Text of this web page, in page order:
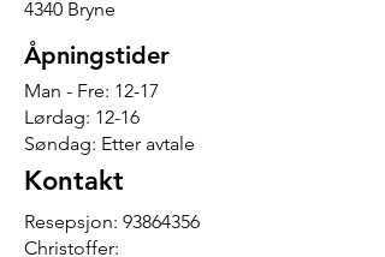
4340 Bryne
Åpningstider
Man - Fre: 12-17
Lørdag: 12-16
Søndag: Etter avtale
Kontakt
Resepsjon: 93864356
Christoffer: